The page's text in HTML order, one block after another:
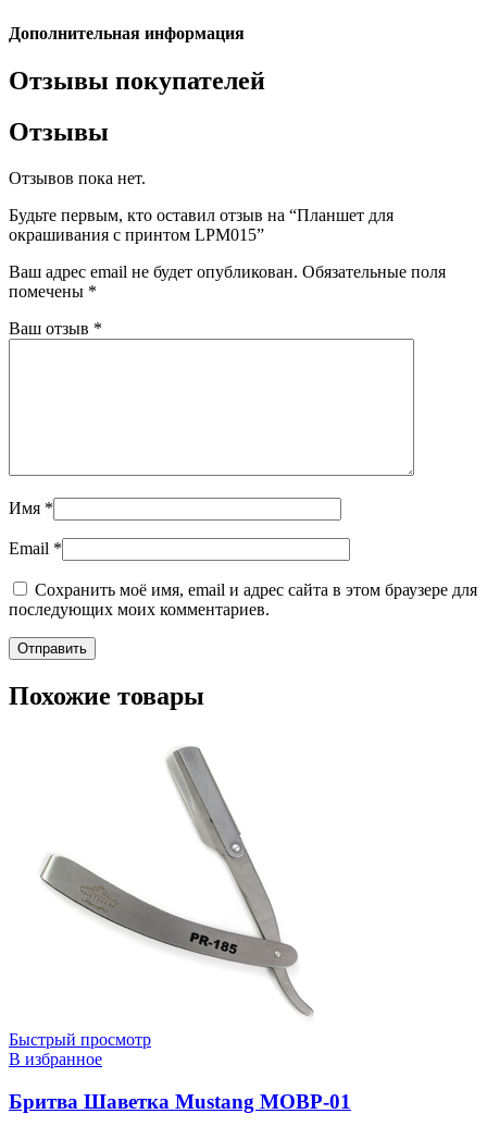
Дополнительная информация
Отзывы покупателей
Отзывы
Отзывов пока нет.
Будьте первым, кто оставил отзыв на “Планшет для
окрашивания с принтом LPM015”
Ваш адрес email не будет опубликован. Обязательные поля
помечены *
Ваш отзыв *
Имя *
Email *
Сохранить моё имя, email и адрес сайта в этом браузере для
последующих моих комментариев.
Похожие товары
Быстрый просмотр
В избранное
Бритва Шаветка Mustang MOBP-01